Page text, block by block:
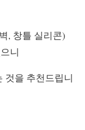
, 창틀 실리콘)
니
것을 추천드립니